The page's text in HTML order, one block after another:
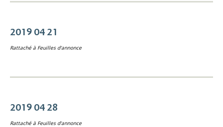
2019 04 21
Rattaché à Feuilles d'annonce
2019 04 28
Rattaché à Feuilles d'annonce